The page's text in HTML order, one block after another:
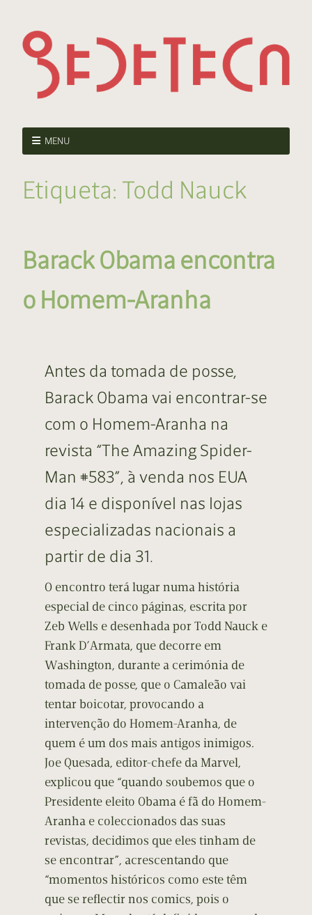
MENU
Etiqueta: Todd Nauck
Barack Obama encontra
o Homem-Aranha
Antes da tomada de posse,
Barack Obama vai encontrar-se
com o Homem-Aranha na
revista “The Amazing Spider-
Man #583”, à venda nos EUA
dia 14 e disponível nas lojas
especializadas nacionais a
partir de dia 31.
O encontro terá lugar numa história
especial de cinco páginas, escrita por
Zeb Wells e desenhada por Todd Nauck e
Frank D’Armata, que decorre em
Washington, durante a cerimónia de
tomada de posse, que o Camaleão vai
tentar boicotar, provocando a
intervenção do Homem-Aranha, de
quem é um dos mais antigos inimigos.
Joe Quesada, editor-chefe da Marvel,
explicou que “quando soubemos que o
Presidente eleito Obama é fã do Homem-
Aranha e coleccionados das suas
revistas, decidimos que eles tinham de
se encontrar”, acrescentando que
“momentos históricos como este têm
que se reflectir nos comics, pois o